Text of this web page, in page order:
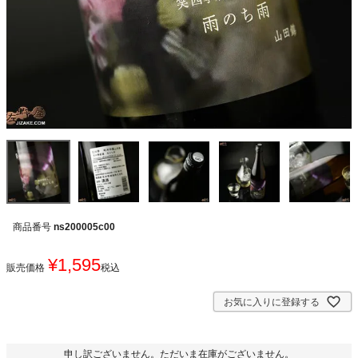
商品番号 ns200005c00
販売価格 ¥1,595税込
お気に入りに登録する
申し訳ございません。ただいま在庫がございません。